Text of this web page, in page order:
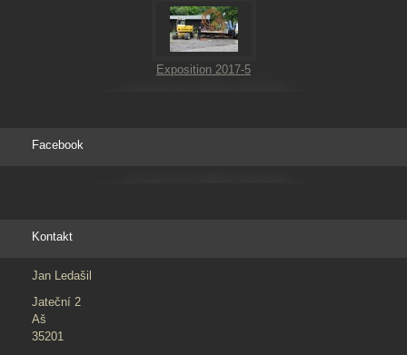
Exposition 2017-5
Facebook
Kontakt
Jan Ledašil
Jateční 2
Aš
35201